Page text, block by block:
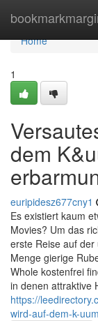
Home
Home
1
dem
euripidesz677cny1
Es existiert kaum
Movies? Um das
erste Reise auf
Menge gierige
Whole kostenfrei
in denen attraktive
https://
wird-auf-dem-k-